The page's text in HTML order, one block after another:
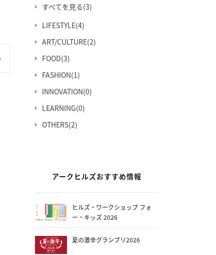
すべてを見る(3)
LIFESTYLE(4)
ART/CULTURE(2)
FOOD(3)
FASHION(1)
INNOVATION(0)
LEARNING(0)
OTHERS(2)
アークヒルズおすすめ情報
ヒルズ・ワークショップ フォ
ー・キッズ 2026
夏の激辛グランプリ2026